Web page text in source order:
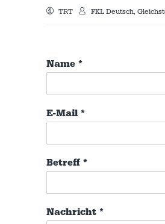
TRT FKL Deutsch,
Name *
E-Mail *
Betreff *
Nachricht *